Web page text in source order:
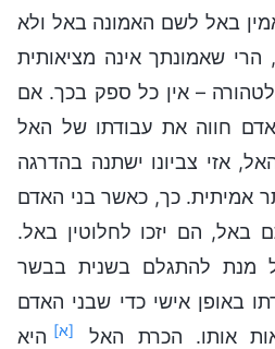
באל לשם האמונה באל ולא
שאמונתך אינה מציאותית
לטהורה – אין כל ספק בכך. אם
חווה את עבודתו של האל
אזי צביונו ישתנה בהדרגה
אמיתית. כך, כאשר בני האדם
באל, הם יזכו לחלוטין באל.
מנת להתגלם בשנית בבשר
באופן אישי כדי שבני האדם
אותו. הכרת האל
[א]היא